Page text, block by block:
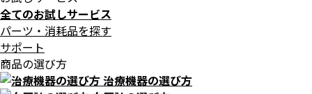
全てのお試しサービス
パーツ・消耗品を探す
サポート
商品の選び方
治療機器の選び方